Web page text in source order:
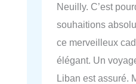
Neuilly. C’est
souhaitions
ce merveilleux
élégant. Un
Liban est assuré.